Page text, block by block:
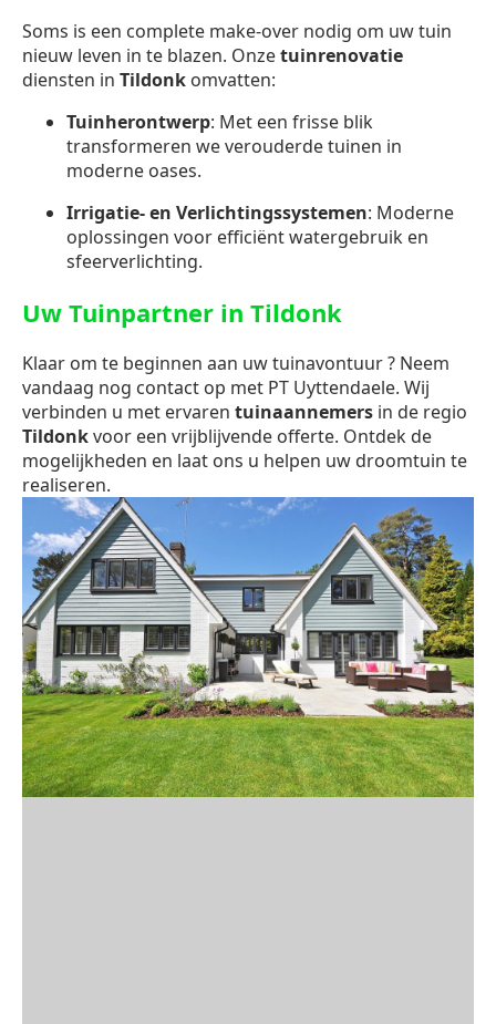
Soms is een complete make-over nodig om uw tuin
nieuw leven in te blazen. Onzetuinrenovatie
diensten in Tildonk omvatten:
Tuinherontwerp: Met een frisse blik
transformeren we verouderde tuinen in
moderne oases.
Irrigatie- en Verlichtingssystemen: Moderne
oplossingen voor efficiënt watergebruik en
sfeerverlichting.
Uw Tuinpartner in Tildonk
Klaar om te beginnen aan uw tuinavontuur ? Neem
vandaag nog contact op met PT Uyttendaele. Wij
verbinden u met ervaren tuinaannemers in de regio
Tildonkvoor een vrijblijvende offerte. Ontdek de
mogelijkheden en laat ons u helpen uw droomtuin te
realiseren.